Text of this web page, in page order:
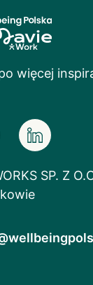
więcej
SP. Z